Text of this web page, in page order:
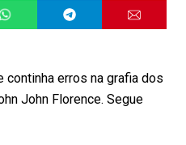
continha erros na grafia dos
John Florence. Segue